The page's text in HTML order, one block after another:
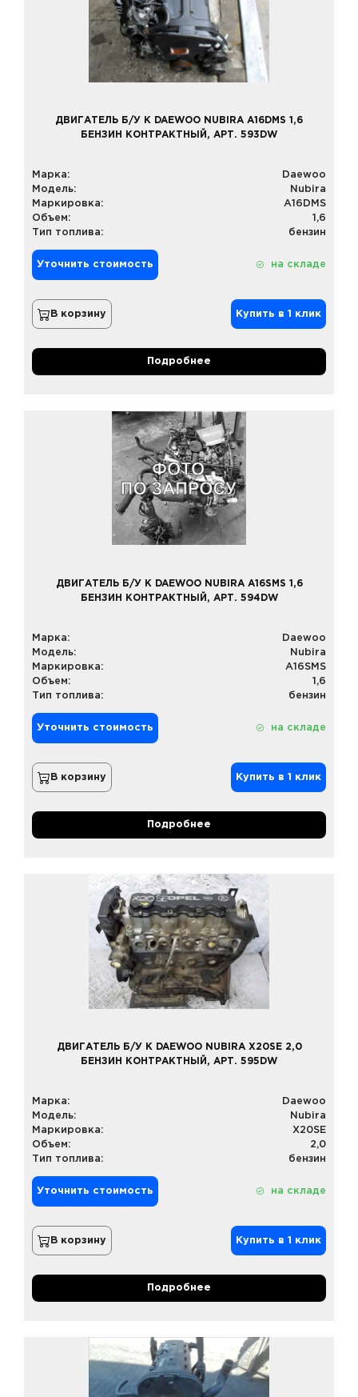
ДВИГАТЕЛЬ Б/У К DAEWOO NUBIRA A16DMS 1,6
БЕНЗИН КОНТРАКТНЫЙ, АРТ. 593DW
Марка:
Daewoo
Модель:
Nubira
Маркировка:
A16DMS
Объем:
1,6
Тип топлива:
бензин
Уточнить стоимость на складе
В корзину Купить в 1 клик
Подробнее
ДВИГАТЕЛЬ Б/У К DAEWOO NUBIRA A16SMS 1,6
БЕНЗИН КОНТРАКТНЫЙ, АРТ. 594DW
Марка:
Daewoo
Модель:
Nubira
Маркировка:
A16SMS
Объем:
1,6
Тип топлива:
бензин
Уточнить стоимость на складе
В корзину Купить в 1 клик
Подробнее
ДВИГАТЕЛЬ Б/У К DAEWOO NUBIRA X20SE 2,0
БЕНЗИН КОНТРАКТНЫЙ, АРТ. 595DW
Марка:
Daewoo
Модель:
Nubira
Маркировка:
X20SE
Объем:
2,0
Тип топлива:
бензин
Уточнить стоимость на складе
В корзину Купить в 1 клик
Подробнее